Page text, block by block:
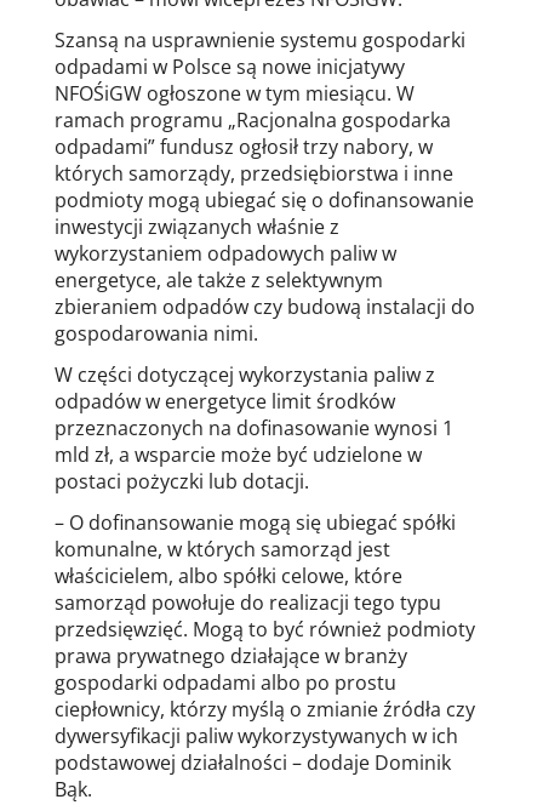
Szansą na usprawnienie systemu gospodarki
odpadami w Polsce są nowe inicjatywy
NFOŚiGW ogłoszone w tym miesiącu. W
ramach programu „Racjonalna gospodarka
odpadami” fundusz ogłosił trzy nabory, w
których samorządy, przedsiębiorstwa i inne
podmioty mogą ubiegać się o dofinansowanie
inwestycji związanych właśnie z
wykorzystaniem odpadowych paliw w
energetyce, ale także z selektywnym
zbieraniem odpadów czy budową instalacji do
gospodarowania nimi.
W części dotyczącej wykorzystania paliw z
odpadów w energetyce limit środków
przeznaczonych na dofinasowanie wynosi 1
mld zł, a wsparcie może być udzielone w
postaci pożyczki lub dotacji.
– O dofinansowanie mogą się ubiegać spółki
komunalne, w których samorząd jest
właścicielem, albo spółki celowe, które
samorząd powołuje do realizacji tego typu
przedsięwzięć. Mogą to być również podmioty
prawa prywatnego działające w branży
gospodarki odpadami albo po prostu
ciepłownicy, którzy myślą o zmianie źródła czy
dywersyfikacji paliw wykorzystywanych w ich
podstawowej działalności – dodaje Dominik
Bąk.